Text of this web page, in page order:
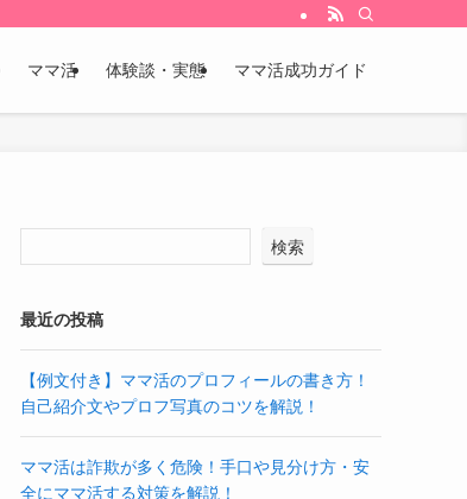
ママ活 体験談・実態 ママ活成功ガイド
検索
最近の投稿
【例文付き】ママ活のプロフィールの書き方！
自己紹介文やプロフ写真のコツを解説！
ママ活は詐欺が多く危険！手口や見分け方・安
全にママ活する対策を解説！